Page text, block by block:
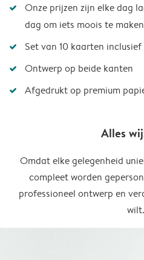
Onze prijzen zijn elke dag
dag om iets moois te maken
Set van 10 kaarten
Ontwerp op beide kanten
Afgedrukt op premium
Alles
Omdat elke gelegenheid
compleet worden
professioneel ontwerp en
wilt.